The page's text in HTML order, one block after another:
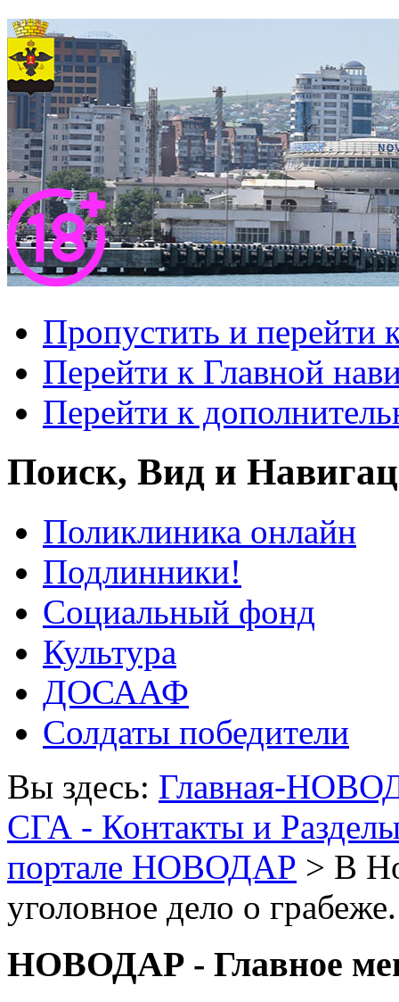
Пропустить и перейти
Перейти к Главной
Перейти к
Поиск, Вид и
Поликлиника онлайн
Подлинники!
Социальный фонд
Культура
ДОСААФ
Солдаты победители
Вы здесь: Главная-
СГА - Контакты и
портале НОВОДАР > В
уголовное дело о
НОВОДАР - Главное